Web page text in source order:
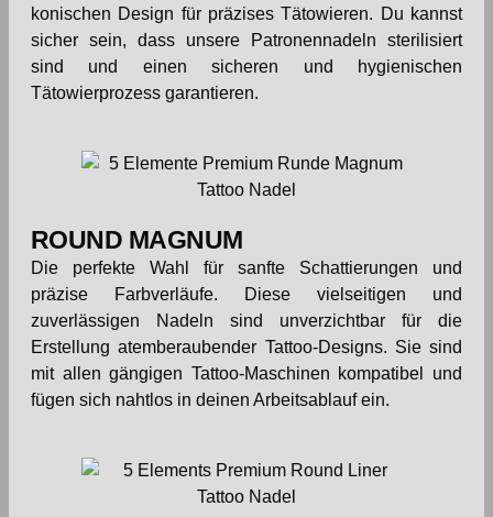
konischen Design für präzises Tätowieren. Du kannst
sicher sein, dass unsere Patronennadeln sterilisiert
sind und einen sicheren und hygienischen
Tätowierprozess garantieren.
ROUND MAGNUM
Die perfekte Wahl für sanfte Schattierungen und
präzise Farbverläufe. Diese vielseitigen und
zuverlässigen Nadeln sind unverzichtbar für die
Erstellung atemberaubender Tattoo-Designs. Sie sind
mit allen gängigen Tattoo-Maschinen kompatibel und
fügen sich nahtlos in deinen Arbeitsablauf ein.